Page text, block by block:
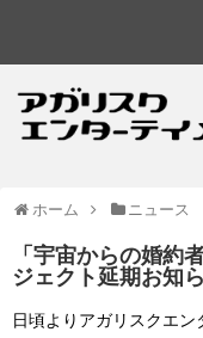
ホーム ニュース
「宇宙からの婚約
ジェクト延期お知
日頃よりアガリスクエ